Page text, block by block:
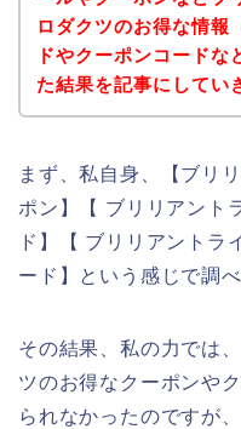
ロダクツのお得な情報
ドやクーポンコードな
た結果を記事にしてい
まず、私自身、【ブリ
ポン】【 ブリリアント
ド】【 ブリリアントラ
ード】という感じで調
その結果、私の力では
ツのお得なクーポンや
られなかったのですが、